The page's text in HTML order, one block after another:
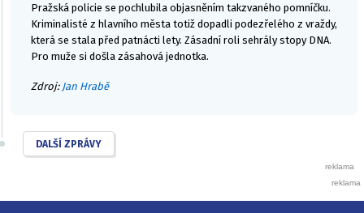
Pražská policie se pochlubila objasněním takzvaného pomníčku.
Kriminalisté z hlavního města totiž dopadli podezřelého z vraždy,
která se stala před patnácti lety. Zásadní roli sehrály stopy DNA.
Pro muže si došla zásahová jednotka.
Zdroj: Jan Hrabě
DALŠÍ ZPRÁVY